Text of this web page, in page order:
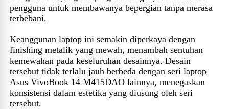
pengguna untuk membawanya bepergian tanpa merasa
terbebani.
Keanggunan laptop ini semakin diperkaya dengan
finishing metalik yang mewah, menambah sentuhan
kemewahan pada keseluruhan desainnya. Desain
tersebut tidak terlalu jauh berbeda dengan seri laptop
Asus VivoBook 14 M415DAO lainnya, menegaskan
konsistensi dalam estetika yang diusung oleh seri
tersebut.